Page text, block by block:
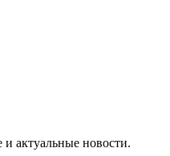
актуальные новости.